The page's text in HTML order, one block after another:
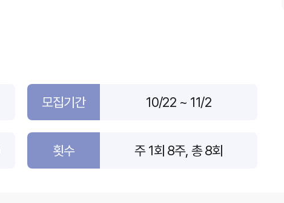
모집기간 10/22 ~ 11/2
횟수 주 1회 8주, 총 8회